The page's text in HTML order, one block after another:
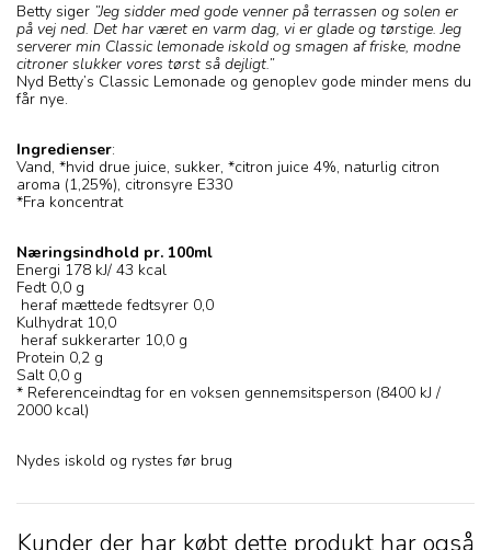
Betty siger ”Jeg sidder med gode venner på terrassen og solen er
på vej ned. Det har været en varm dag, vi er glade og tørstige. Jeg
serverer min Classic lemonade iskold og smagen af friske, modne
citroner slukker vores tørst så dejligt.”
Nyd Betty’s Classic Lemonade og genoplev gode minder mens du
får nye.
Ingredienser:
Vand, *hvid drue juice, sukker, *citron juice 4%, naturlig citron
aroma (1,25%), citronsyre E330
*Fra koncentrat
Næringsindhold pr. 100ml
Energi 178 kJ/ 43 kcal
Fedt 0,0 g
heraf mættede fedtsyrer 0,0
Kulhydrat 10,0
heraf sukkerarter 10,0 g
Protein 0,2 g
Salt 0,0 g
* Referenceindtag for en voksen gennemsitsperson (8400 kJ /
2000 kcal)
Nydes iskold og rystes før brug